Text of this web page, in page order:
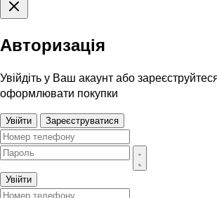
Авторизація
Увійдіть у Ваш акаунт або
оформлювати покупки
Увійти Зареєструватися
Увійти